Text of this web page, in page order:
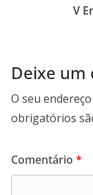
V
Deixe
O seu
obrigatórios
Comentário *